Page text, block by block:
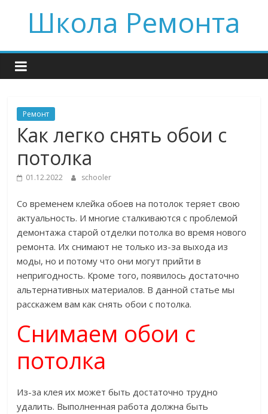
contentШкола Ремонта
Ремонт
Как легко снять обои с
потолка
01.12.2022 schooler
Со временем клейка обоев на потолок теряет свою
актуальность. И многие сталкиваются с проблемой
демонтажа старой отделки потолка во время нового
ремонта. Их снимают не только из-за выхода из
моды, но и потому что они могут прийти в
непригодность. Кроме того, появилось достаточно
альтернативных материалов. В данной статье мы
расскажем вам как снять обои с потолка.
Снимаем обои с
потолка
Из-за клея их может быть достаточно трудно
удалить. Выполненная работа должна быть